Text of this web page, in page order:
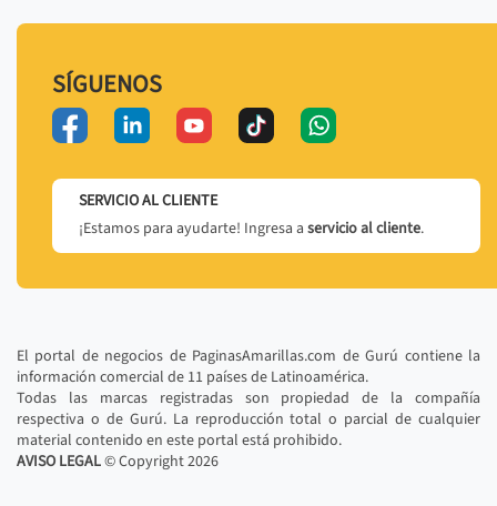
SÍGUENOS
SERVICIO AL CLIENTE
¡Estamos para ayudarte! Ingresa a servicio al cliente.
El portal de negocios de PaginasAmarillas.com de Gurú contiene la
información comercial de 11 países de Latinoamérica.
Todas las marcas registradas son propiedad de la compañía
respectiva o de Gurú. La reproducción total o parcial de cualquier
material contenido en este portal está prohibido.
AVISO LEGAL© Copyright2026